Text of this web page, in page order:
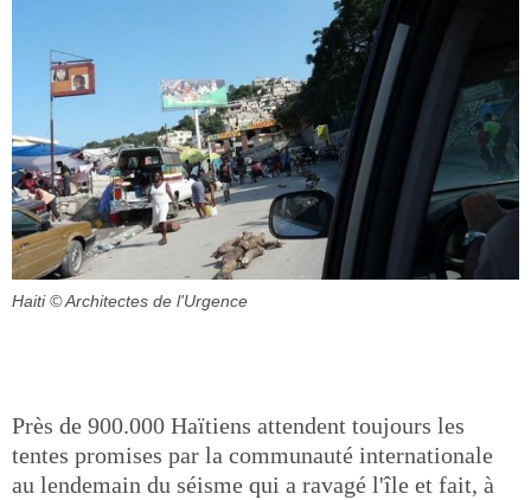
Haiti © Architectes de l'Urgence
Près de 900.000 Haïtiens attendent toujours les
tentes promises par la communauté internationale
au lendemain du séisme qui a ravagé l'île et fait, à